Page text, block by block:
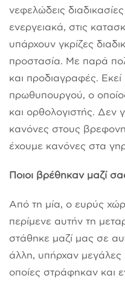
νεφελώδεις
ενεργειακά, στις
υπάρχουν γκρίζες
προστασία. Με παρά
και προδιαγραφές.
πρωθυπουργού, ο
και ορθολογιστής. Δεν
κανόνες στους
έχουμε κανόνες στα
Ποιοι βρέθηκαν μαζί
Από τη μία, ο ευρύς
περίμενε αυτήν τη
στάθηκε μαζί μας σε
άλλη, υπήρχαν μεγάλες
οποίες στράφηκαν και